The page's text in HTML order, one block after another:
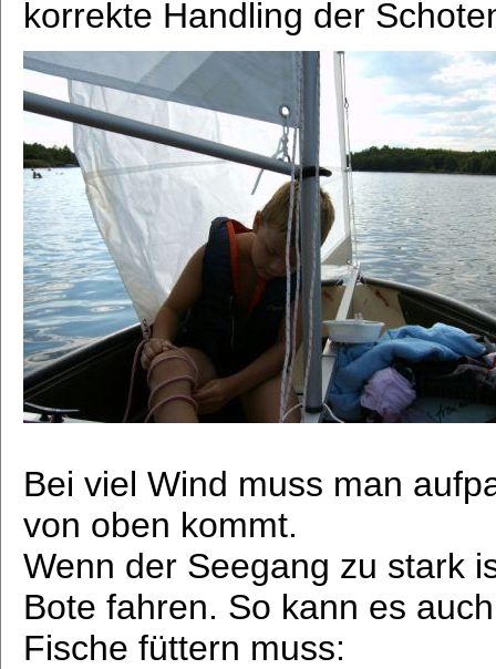
korrekte Handling der
Bei viel Wind muss man
von oben kommt.
Wenn der Seegang zu stark
Bote fahren. So kann es
Fische füttern muss: